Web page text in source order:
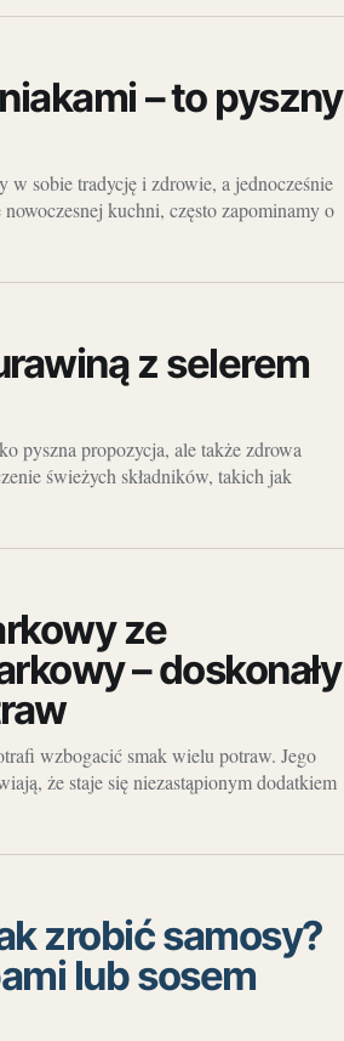
– to pyszny
w sobie tradycję i zdrowie, a jednocześnie
kuchni, często zapominamy o
z selerem
pyszna propozycja, ale także zdrowa
świeżych składników, takich jak
ze
– doskonały
wzbogacić smak wielu potraw. Jego
że staje się niezastąpionym dodatkiem
zrobić samosy?
lub sosem